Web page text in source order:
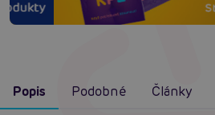
Popis Podobné Články